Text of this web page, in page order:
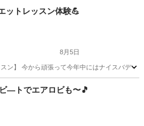
ットレッスン体験💪
8月5日
ン】 今から頑張って今年中にはナイスバデ
美容健康
―トでエアロビも〜🎵